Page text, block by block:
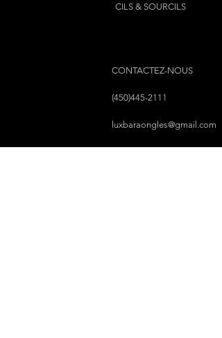
CILS & SOURCILS
CONTACTEZ-NOUS
(450)445-2111
luxbaraongles@gmail.com